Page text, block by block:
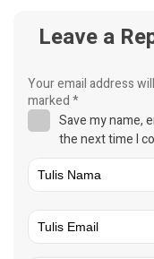
Leave a
Your email address
marked*
Save my name,
the next time I